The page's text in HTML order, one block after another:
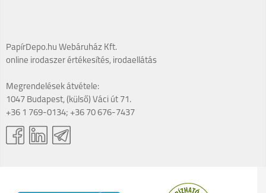
PapírDepo.hu Webáruház Kft.
online irodaszer értékesítés, irodaellátás
Megrendelések átvétele:
1047 Budapest, (külső) Váci út 71.
+36 1 769-0134; +36 70 676-7437